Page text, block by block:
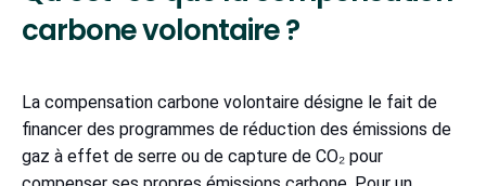
carbone volontaire ?
La compensation carbone volontaire désigne le fait de
financer des programmes de réduction des émissions de
gaz à effet de serre ou de capture de CO₂ pour